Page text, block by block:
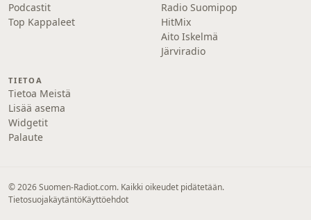
Podcastit
Top Kappaleet
Radio Suomipop
HitMix
Aito Iskelmä
Järviradio
TIETOA
Tietoa Meistä
Lisää asema
Widgetit
Palaute
© 2026 Suomen-Radiot.com. Kaikki oikeudet pidätetään.
TietosuojakäytäntöKäyttöehdot